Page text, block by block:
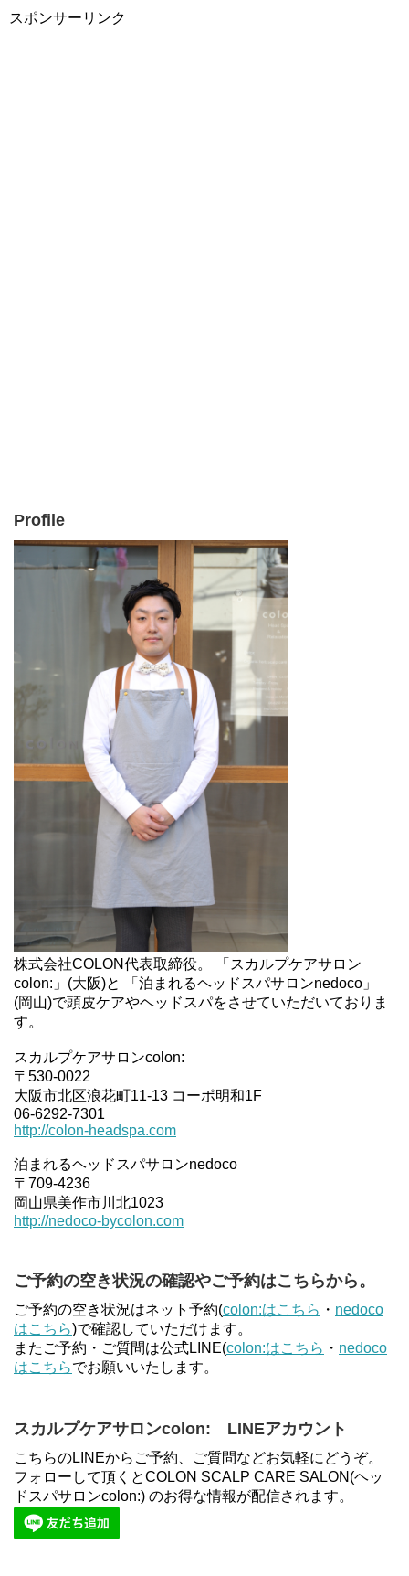
スポンサーリンク
Profile
株式会社COLON代表取締役。 「スカルプケアサロン
colon:」(大阪)と 「泊まれるヘッドスパサロンnedoco」
(岡山)で頭皮ケアやヘッドスパをさせていただいておりま
す。
スカルプケアサロンcolon:
〒530-0022
大阪市北区浪花町11-13 コーポ明和1F
06-6292-7301
http://colon-headspa.com
泊まれるヘッドスパサロンnedoco
〒709-4236
岡山県美作市川北1023
http://nedoco-bycolon.com
ご予約の空き状況の確認やご予約はこちらから。
ご予約の空き状況はネット予約(colon:はこちら ・ nedoco
はこちら)で確認していただけます。
またご予約・ご質問は公式LINE(colon:はこちら ・ nedoco
はこちらでお願いいたします。
スカルプケアサロンcolon: LINEアカウント
こちらのLINEからご予約、ご質問などお気軽にどうぞ。
フォローして頂くとCOLON SCALP CARE SALON(ヘッ
ドスパサロンcolon:) のお得な情報が配信されます。